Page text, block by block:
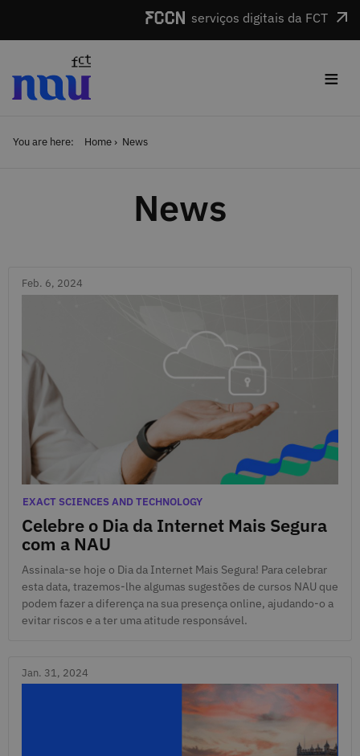
serviços digitais da FCT
≡
You are here: Home News
News
Feb. 6, 2024
Celebre o Dia da Internet Mais Segura
com a NAU
Feb. 6, 2024
Categories
EXACT SCIENCES AND TECHNOLOGY
Assinala-se hoje o Dia da Internet Mais Segura! Para celebrar
esta data, trazemos-lhe algumas sugestões de cursos NAU que
podem fazer a diferença na sua presença online, ajudando-o a
evitar riscos e a ter uma atitude responsável.
Jan. 31, 2024